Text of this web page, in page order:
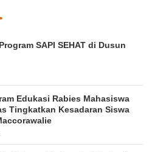
SAPI SEHAT di Dusun
Edukasi Rabies Mahasiswa
Tingkatkan Kesadaran Siswa